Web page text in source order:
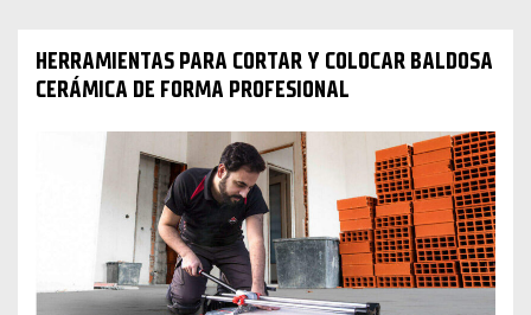
EXPLORAR RUBI
HERRAMIENTAS PARA CORTAR Y COLOCAR BALDOSA
CERÁMICA DE FORMA PROFESIONAL